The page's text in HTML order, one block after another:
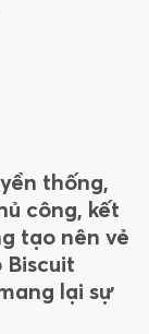
thống,
công, kết
tạo nên vẻ
Biscuit
lại sự